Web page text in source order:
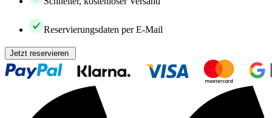
Reservierungsdaten per E-Mail
Jetzt reservieren